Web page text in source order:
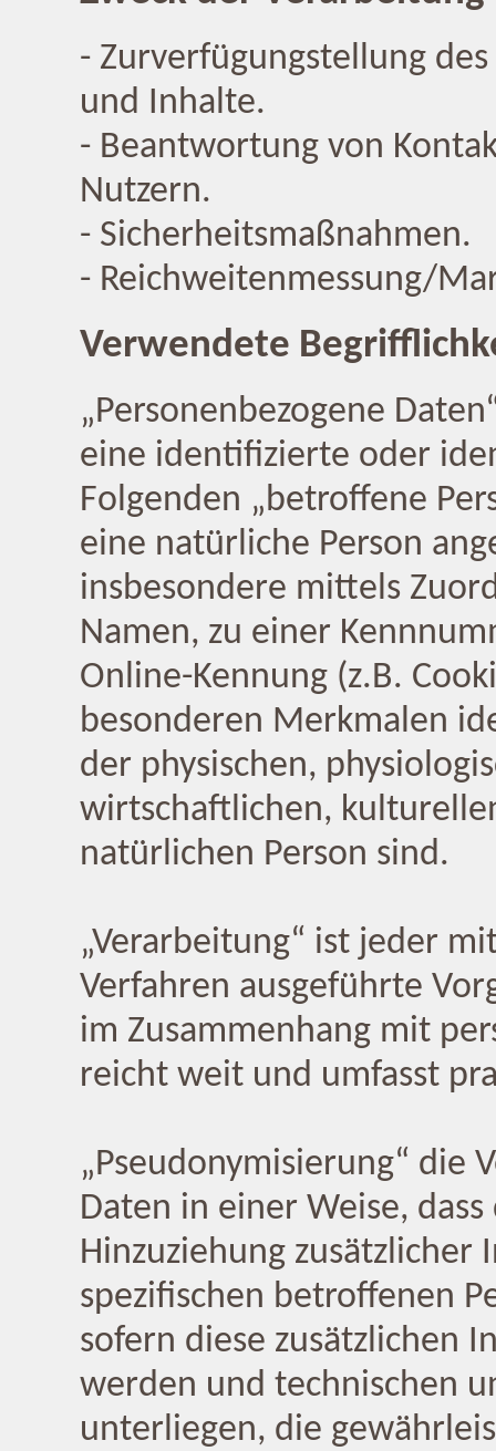
- Zurverfügungstellung
und Inhalte.
- Beantwortung von
Nutzern.
- Sicherheitsmaßnahmen.
- Reichweitenmessung/
Verwendete
„Personenbezogene
eine identifizierte oder
Folgenden „betroffene
eine natürliche Person
insbesondere mittels
Namen, zu einer
Online-Kennung (z.B.
besonderen Merkmalen
der physischen,
wirtschaftlichen,
natürlichen Person sind.
„Verarbeitung“ ist jeder
Verfahren ausgeführte
im Zusammenhang mit
reicht weit und umfasst
„Pseudonymisierung“ die
Daten in einer Weise,
Hinzuziehung
spezifischen betroffenen
sofern diese zusätzlichen
werden und technischen
unterliegen, die